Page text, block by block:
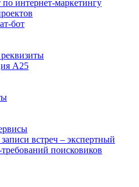
интернет-маркетингу
бот
А25
встреч – экспертный
поисковиков